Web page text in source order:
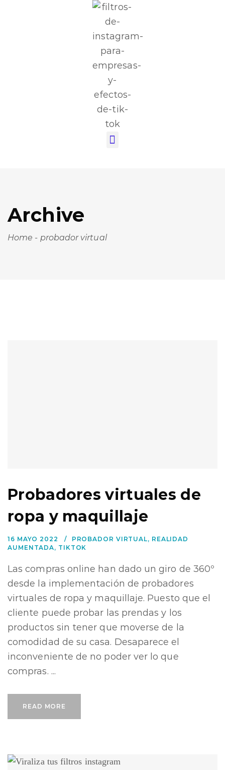
Archive
Home - probador virtual
Probadores virtuales de
ropa y maquillaje
16 MAYO 2022 PROBADOR VIRTUAL, REALIDAD
AUMENTADA, TIKTOK
Las compras online han dado un giro de 360º
desde la implementación de probadores
virtuales de ropa y maquillaje. Puesto que el
cliente puede probar las prendas y los
productos sin tener que moverse de la
comodidad de su casa. Desaparece el
inconveniente de no poder ver lo que
compras. ...
READ MORE